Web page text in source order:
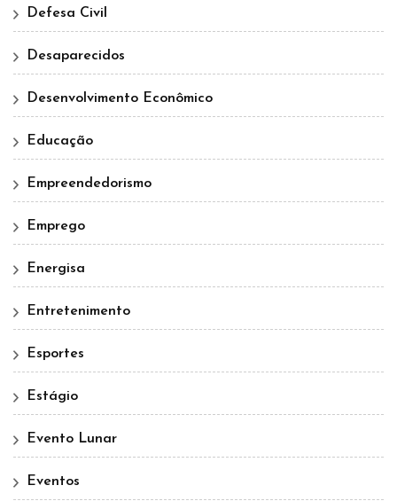
Defesa Civil
Desaparecidos
Desenvolvimento Econômico
Educação
Empreendedorismo
Emprego
Energisa
Entretenimento
Esportes
Estágio
Evento Lunar
Eventos